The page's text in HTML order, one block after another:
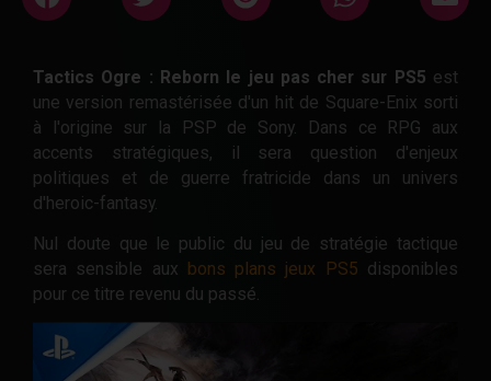
Tactics Ogre : Reborn le jeu pas cher sur PS5 est
une version remastérisée d'un hit de Square-Enix sorti
à l'origine sur la PSP de Sony. Dans ce RPG aux
accents stratégiques, il sera question d'enjeux
politiques et de guerre fratricide dans un univers
d'heroic-fantasy.
Nul doute que le public du jeu de stratégie tactique
sera sensible aux bons plans jeux PS5 disponibles
pour ce titre revenu du passé.